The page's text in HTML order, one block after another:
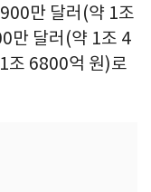
만 달러(약 1조
만 달러(약 1조 4
조 6800억 원)로